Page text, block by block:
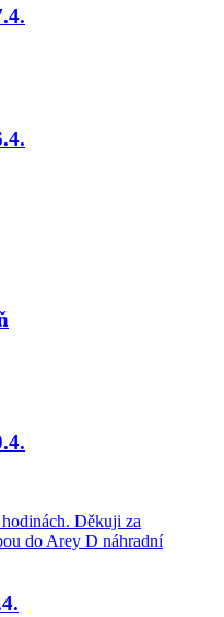
Děkuji za
do Arey D náhradní